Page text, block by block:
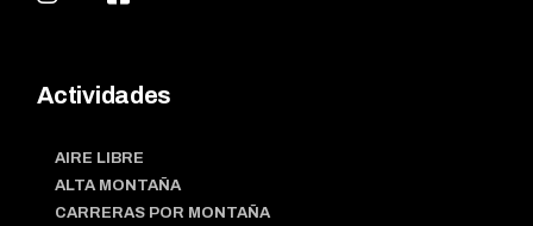
Actividades
AIRE LIBRE
ALTA MONTAÑA
CARRERAS POR MONTAÑA